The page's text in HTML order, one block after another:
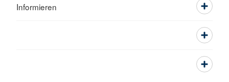
Informieren